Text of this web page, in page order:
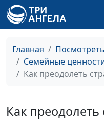
Главная Посмотреть
Семейные
Как преодолеть
Как
Целомудрие до свадьбы
— актуально?
Как научить подростка